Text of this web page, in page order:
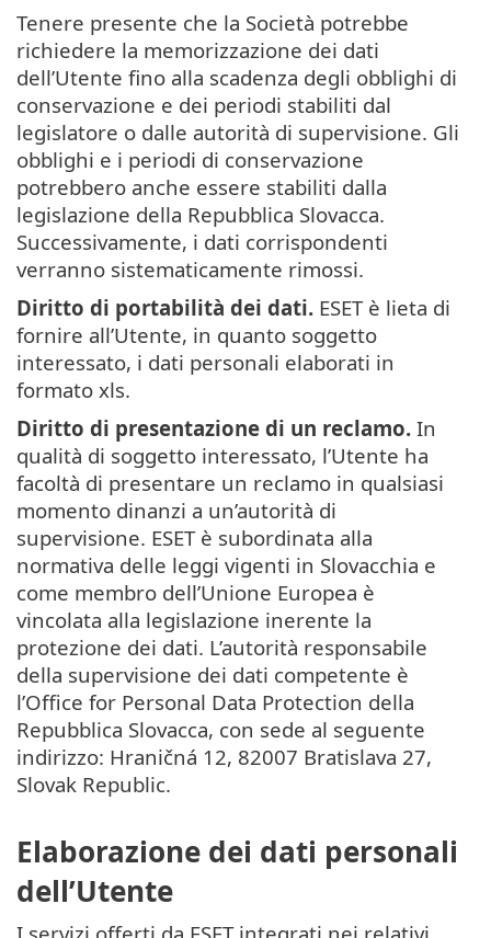
Tenere presente che la Società potrebbe
richiedere la memorizzazione dei dati
dell’Utente fino alla scadenza degli obblighi di
conservazione e dei periodi stabiliti dal
legislatore o dalle autorità di supervisione. Gli
obblighi e i periodi di conservazione
potrebbero anche essere stabiliti dalla
legislazione della Repubblica Slovacca.
Successivamente, i dati corrispondenti
verranno sistematicamente rimossi.
Diritto di portabilità dei dati. ESET è lieta di
fornire all’Utente, in quanto soggetto
interessato, i dati personali elaborati in
formato xls.
Diritto di presentazione di un reclamo. In
qualità di soggetto interessato, l’Utente ha
facoltà di presentare un reclamo in qualsiasi
momento dinanzi a un’autorità di
supervisione. ESET è subordinata alla
normativa delle leggi vigenti in Slovacchia e
come membro dell’Unione Europea è
vincolata alla legislazione inerente la
protezione dei dati. L’autorità responsabile
della supervisione dei dati competente è
l’Office for Personal Data Protection della
Repubblica Slovacca, con sede al seguente
indirizzo: Hraničná 12, 82007 Bratislava 27,
Slovak Republic.
Elaborazione dei dati personali
dell’Utente